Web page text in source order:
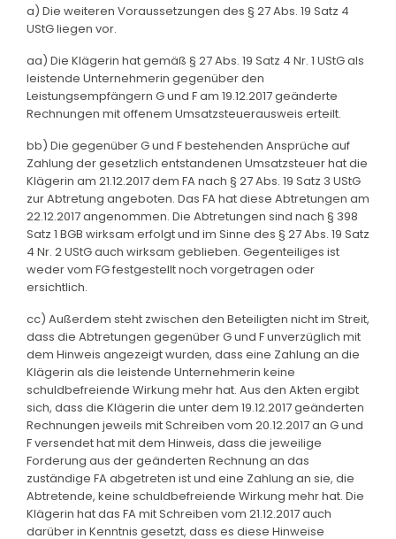
a) Die weiteren Voraussetzungen des § 27 Abs. 19 Satz 4
UStG liegen vor.
aa) Die Klägerin hat gemäß § 27 Abs. 19 Satz 4 Nr. 1 UStG als
leistende Unternehmerin gegenüber den
Leistungsempfängern G und F am 19.12.2017 geänderte
Rechnungen mit offenem Umsatzsteuerausweis erteilt.
bb) Die gegenüber G und F bestehenden Ansprüche auf
Zahlung der gesetzlich entstandenen Umsatzsteuer hat die
Klägerin am 21.12.2017 dem FA nach § 27 Abs. 19 Satz 3 UStG
zur Abtretung angeboten. Das FA hat diese Abtretungen am
22.12.2017 angenommen. Die Abtretungen sind nach § 398
Satz 1 BGB wirksam erfolgt und im Sinne des § 27 Abs. 19 Satz
4 Nr. 2 UStG auch wirksam geblieben. Gegenteiliges ist
weder vom FG festgestellt noch vorgetragen oder
ersichtlich.
cc) Außerdem steht zwischen den Beteiligten nicht im Streit,
dass die Abtretungen gegenüber G und F unverzüglich mit
dem Hinweis angezeigt wurden, dass eine Zahlung an die
Klägerin als die leistende Unternehmerin keine
schuldbefreiende Wirkung mehr hat. Aus den Akten ergibt
sich, dass die Klägerin die unter dem 19.12.2017 geänderten
Rechnungen jeweils mit Schreiben vom 20.12.2017 an G und
F versendet hat mit dem Hinweis, dass die jeweilige
Forderung aus der geänderten Rechnung an das
zuständige FA abgetreten ist und eine Zahlung an sie, die
Abtretende, keine schuldbefreiende Wirkung mehr hat. Die
Klägerin hat das FA mit Schreiben vom 21.12.2017 auch
darüber in Kenntnis gesetzt, dass es diese Hinweise